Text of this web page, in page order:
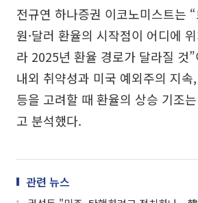
전규연 하나증권 이코노미스트는
원·달러 환율의 시작점이 어디에
라 2025년 환율 경로가 달라질 것
내외 취약성과 미국 예외주의 지
등을 고려할 때 환율의 상승 기조
고 분석했다.
관련 뉴스